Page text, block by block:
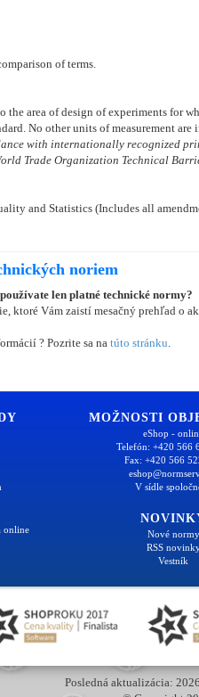
of terms.
the area of design of experiments for
No other units of measurement
with internationally recognized
Trade Organization Technical
and Statistics (Includes all
noriem
len platné technické normy?
ktoré Vám zaistí mesačný prehľad o
? Pozrite sa na túto stránku.
online
MOŽNOSTI
eShop -
Telefón: +420 566
Fax: +420 566
V sídle
Nové normy
RSS
Vestník
Posledná aktualizácia: